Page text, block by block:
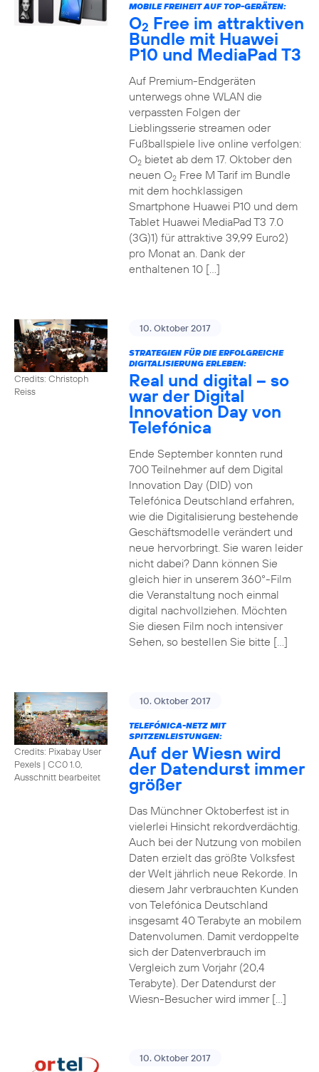
MOBILE FREIHEIT AUF TOP-GERÄTEN:
O2 Free im attraktiven
Bundle mit Huawei
P10 und MediaPad T3
Auf Premium-Endgeräten
unterwegs ohne WLAN die
verpassten Folgen der
Lieblingsserie streamen oder
Fußballspiele live online verfolgen:
O2bietet ab dem 17. Oktober den
neuen O2Free M Tarif im Bundle
mit dem hochklassigen
Smartphone Huawei P10 und dem
Tablet Huawei MediaPad T3 7.0
(3G)1) für attraktive 39,99 Euro2)
pro Monat an. Dank der
enthaltenen 10 […]
Credits: Christoph
Reiss
10. Oktober 2017
STRATEGIEN FÜR DIE ERFOLGREICHE
DIGITALISIERUNG ERLEBEN:
Real und digital – so
war der Digital
Innovation Day von
Telefónica
Ende September konnten rund
700 Teilnehmer auf dem Digital
Innovation Day (DID) von
Telefónica Deutschland erfahren,
wie die Digitalisierung bestehende
Geschäftsmodelle verändert und
neue hervorbringt. Sie waren leider
nicht dabei? Dann können Sie
gleich hier in unserem 360°-Film
die Veranstaltung noch einmal
digital nachvollziehen. Möchten
Sie diesen Film noch intensiver
Sehen, so bestellen Sie bitte […]
Credits: Pixabay User
Pexels | CC0 1.0,
Ausschnitt bearbeitet
10. Oktober 2017
TELEFÓNICA-NETZ MIT
SPITZENLEISTUNGEN:
Auf der Wiesn wird
der Datendurst immer
größer
Das Münchner Oktoberfest ist in
vielerlei Hinsicht rekordverdächtig.
Auch bei der Nutzung von mobilen
Daten erzielt das größte Volksfest
der Welt jährlich neue Rekorde. In
diesem Jahr verbrauchten Kunden
von Telefónica Deutschland
insgesamt 40 Terabyte an mobilem
Datenvolumen. Damit verdoppelte
sich der Datenverbrauch im
Vergleich zum Vorjahr (20,4
Terabyte). Der Datendurst der
Wiesn-Besucher wird immer […]
10. Oktober 2017